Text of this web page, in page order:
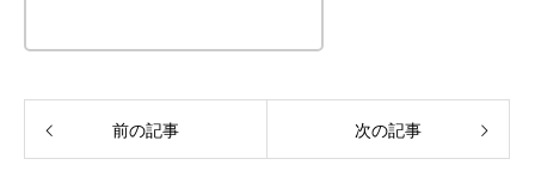
前の記事 次の記事